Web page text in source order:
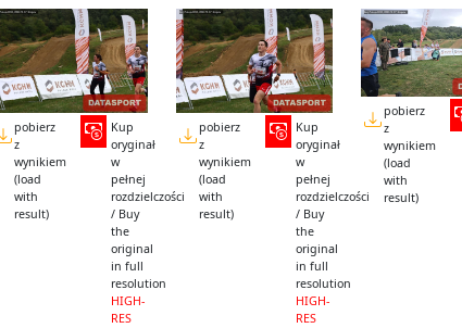
pobierz
z
wynikiem
(load
with
result)
Kup
oryginał
w
pełnej
rozdzielczości
/ Buy
the
original
in full
resolution
HIGH-
RES
pobierz
z
wynikiem
(load
with
result)
Kup
oryginał
w
pełnej
rozdzielczości
/ Buy
the
original
in full
resolution
HIGH-
RES
pobierz
z
wynikiem
(load
with
result)